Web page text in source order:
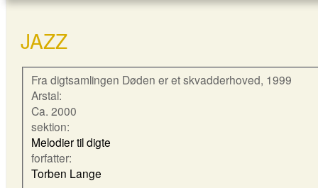
JAZZ
Fra digtsamlingen Døden er et skvadderhoved, 1999
Arstal:
Ca. 2000
sektion:
Melodier til digte
forfatter:
Torben Lange